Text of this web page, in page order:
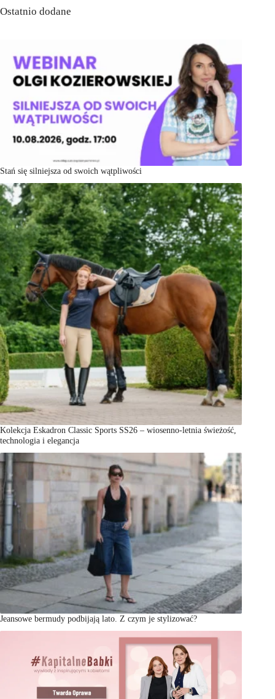
Ostatnio dodane
Stań się silniejsza od swoich wątpliwości
Kolekcja Eskadron Classic Sports SS26 – wiosenno-letnia świeżość,
technologia i elegancja
Jeansowe bermudy podbijają lato. Z czym je stylizować?